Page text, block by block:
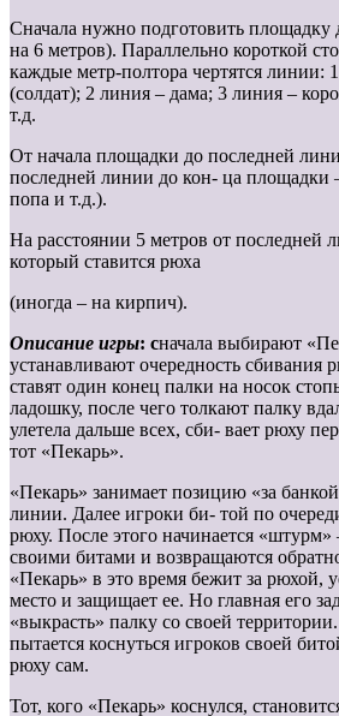
Сначала нужно подготовить
на 6 метров). Параллельно короткой
каждые метр-полтора чертятся линии:
(солдат); 2 линия – дама; 3 линия –
т.д.
От начала площадки до последней
последней линии до кон- ца площадки
попа и т.д.).
На расстоянии 5 метров от последней
который ставится рюха
(иногда – на кирпич).
Описание игры: сначала выбирают
устанавливают очередность сбивания
ставят один конец палки на носок
ладошку, после чего толкают палку
улетела дальше всех, сби- вает рюху
тот «Пекарь».
«Пекарь» занимает позицию «за
линии. Далее игроки би- той по
рюху. После этого начинается «штурм»
своими битами и возвращаются
«Пекарь» в это время бежит за рюхой,
место и защищает ее. Но главная его
«выкрасть» палку со своей
пытается коснуться игроков своей
рюху сам.
Тот, кого «Пекарь» коснулся,